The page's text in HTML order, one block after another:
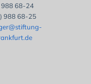
988 68-24
988 68-25